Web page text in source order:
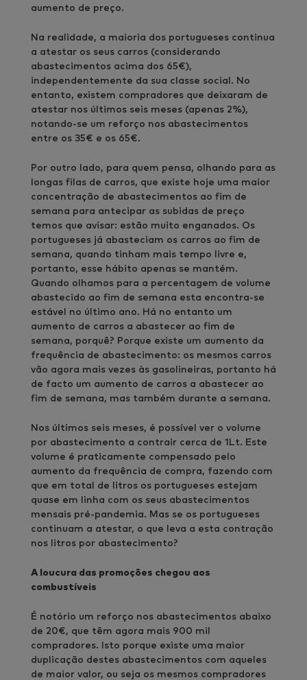
aumento de preço.
Na realidade, a maioria dos portugueses continua
a atestar os seus carros (considerando
abastecimentos acima dos 65€),
independentemente da sua classe social. No
entanto, existem compradores que deixaram de
atestar nos últimos seis meses (apenas 2%),
notando-se um reforço nos abastecimentos
entre os 35€ e os 65€.
Por outro lado, para quem pensa, olhando para as
longas filas de carros, que existe hoje uma maior
concentração de abastecimentos ao fim de
semana para antecipar as subidas de preço
temos que avisar: estão muito enganados. Os
portugueses já abasteciam os carros ao fim de
semana, quando tinham mais tempo livre e,
portanto, esse hábito apenas se mantém.
Quando olhamos para a percentagem de volume
abastecido ao fim de semana esta encontra-se
estável no último ano. Há no entanto um
aumento de carros a abastecer ao fim de
semana, porquê? Porque existe um aumento da
frequência de abastecimento: os mesmos carros
vão agora mais vezes às gasolineiras, portanto há
de facto um aumento de carros a abastecer ao
fim de semana, mas também durante a semana.
Nos últimos seis meses, é possível ver o volume
por abastecimento a contrair cerca de 1Lt. Este
volume é praticamente compensado pelo
aumento da frequência de compra, fazendo com
que em total de litros os portugueses estejam
quase em linha com os seus abastecimentos
mensais pré-pandemia. Mas se os portugueses
continuam a atestar, o que leva a esta contração
nos litros por abastecimento?
A loucura das promoções chegou aos
combustíveis
É notório um reforço nos abastecimentos abaixo
de 20€, que têm agora mais 900 mil
compradores. Isto porque existe uma maior
duplicação destes abastecimentos com aqueles
de maior valor, ou seja os mesmos compradores